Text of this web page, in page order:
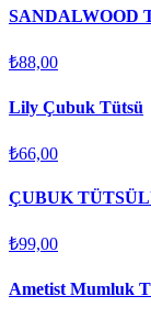
SANDALWOOD
₺88,00
Lily Çubuk Tütsü
₺66,00
ÇUBUK
₺99,00
Ametist Mumluk